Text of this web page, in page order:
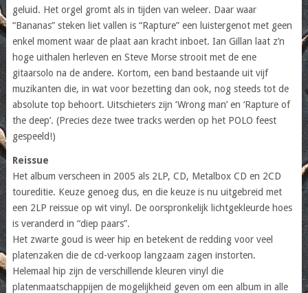
geluid. Het orgel gromt als in tijden van weleer. Daar waar
“Bananas” steken liet vallen is “Rapture” een luistergenot met geen
enkel moment waar de plaat aan kracht inboet. Ian Gillan laat z’n
hoge uithalen herleven en Steve Morse strooit met de ene
gitaarsolo na de andere. Kortom, een band bestaande uit vijf
muzikanten die, in wat voor bezetting dan ook, nog steeds tot de
absolute top behoort. Uitschieters zijn ‘Wrong man’ en ‘Rapture of
the deep’. (Precies deze twee tracks werden op het POLO feest
gespeeld!)
Reissue
Het album verscheen in 2005 als 2LP, CD, Metalbox CD en 2CD
toureditie. Keuze genoeg dus, en die keuze is nu uitgebreid met
een 2LP reissue op wit vinyl. De oorspronkelijk lichtgekleurde hoes
is veranderd in “diep paars”.
Het zwarte goud is weer hip en betekent de redding voor veel
platenzaken die de cd-verkoop langzaam zagen instorten.
Helemaal hip zijn de verschillende kleuren vinyl die
platenmaatschappijen de mogelijkheid geven om een album in alle